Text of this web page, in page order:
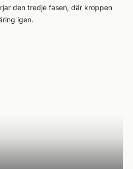
den tredje fasen, där kroppen
igen.